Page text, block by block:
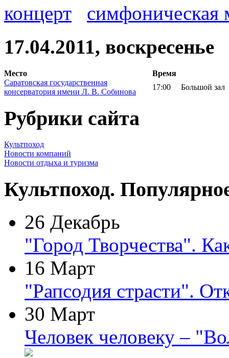
концерт
симфоническая
17.04.2011, воскресенье
Место
Время
Саратовская государственная
консерватория имени Л. В. Собинова
17:00 Большой зал
Рубрики сайта
Культпоход
Новости компаний
Новости отдыха и туризма
Культпоход.
26 Декабрь
"Город Творчества".
16 Март
"Рапсодия страсти".
30 Март
Человек человеку –